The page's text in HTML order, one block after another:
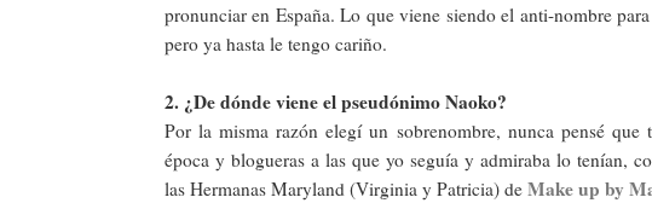
pronunciar en España. Lo que viene siendo el anti-nombre
pero ya hasta le tengo cariño.
2. ¿De dónde viene el pseudónimo Naoko?
Por la misma razón elegí un sobrenombre, nunca pensé
época y blogueras a las que yo seguía y admiraba lo tenían,
las Hermanas Maryland (Virginia y Patricia) de Make up by